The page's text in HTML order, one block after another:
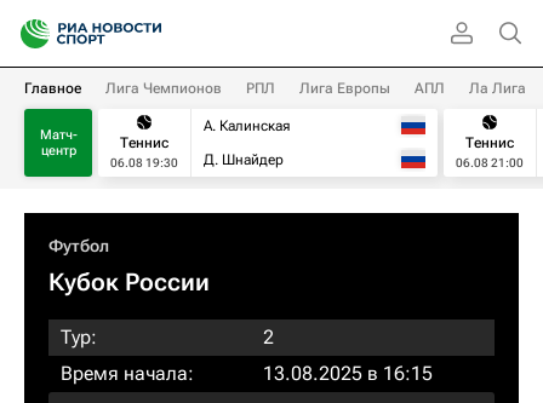
Главное Лига Чемпионов РПЛ Лига Европы АПЛ Ла Лига
Матч-
центр
Теннис
06.08 19:30
А. Калинская
Д. Шнайдер
Теннис
06.08 21:00
Футбол
Кубок России
Тур:
2
Время начала:
13.08.2025 в 16:15